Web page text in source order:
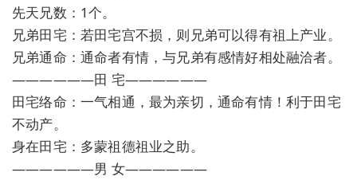
先天兄数：1个。
兄弟田宅：若田宅宫不损，则兄弟可以得有祖上产业。
兄弟通命：通命者有情，与兄弟有感情好相处融洽者。
——————田 宅——————
田宅络命：一气相通，最为亲切，通命有情！利于田宅
不动产。
身在田宅：多蒙祖德祖业之助。
——————男 女——————